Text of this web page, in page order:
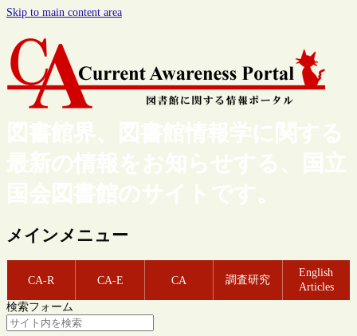
Skip to main content area
図書館界、図書館情報学に関する
最新の情報をお知らせする、国立
国会図書館のサイトです。
メインメニュー
CA-R CA-E CA 調査研究
English
Articles
検索フォーム